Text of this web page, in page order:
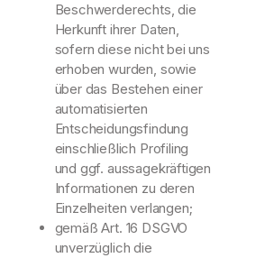
Beschwerderechts, die
Herkunft ihrer Daten,
sofern diese nicht bei uns
erhoben wurden, sowie
über das Bestehen einer
automatisierten
Entscheidungsfindung
einschließlich Profiling
und ggf. aussagekräftigen
Informationen zu deren
Einzelheiten verlangen;
gemäß Art. 16 DSGVO
unverzüglich die